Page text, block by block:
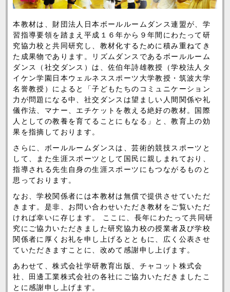
本教材は、財団法人日本ボールルームダンス連盟が、学
習指導要領を踏まえ平成１６年から９年間にわたって研
究協力校と共同研究し、教材化するために積み重ねてき
た成果物であります。リズムダンスであるボールルーム
ダンス（社交ダンス）は、佐伯年詩雄教授（学校法人タ
イケン学園日本ウェルネススポーツ大学教授・筑波大学
名誉教授）によると「子どもたちのコミュニケーション
力が問題になる中、社交ダンスは望ましい人間関係や礼
儀作法、マナー、エチケットを教える絶好の教材。国際
人としての教養を育てることにもなる」と、教育上の効
果を指摘しております。
さらに、ボールルームダンスは、芸術的競技スポーツと
して、また生涯スポーツとして国民に親しまれており、
指導される先生自身の生涯スポーツにもつながるものと
思っております。
なお、学校関係者には本教材は無償で提供させていただ
きます。是非、お問い合わせいただき教材をご覧いただ
ければ幸いに存じます。 ここに、長年にわたって共同研
究にご協力いただきました研究協力校の授業者及び学校
関係者に厚くお礼を申し上げるとともに、広く公表させ
ていただきますことに、改めて感謝申し上げます。
あわせて、株式会社学研教育出版、チャコット株式会
社、田邊工業株式会社の各社にご協力いただきましたこ
とに感謝申し上げます。